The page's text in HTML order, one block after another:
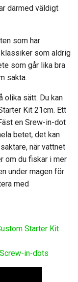
därmed väldigt
som har
som aldrig
som går lika bra
sakta.
olika sätt. Du kan
Kit 21cm. Ett
en Srew-in-dot
betet, det kan
när vattnet
om du fiskar i mer
under magen för
med
Starter Kit
Screw-in-dots